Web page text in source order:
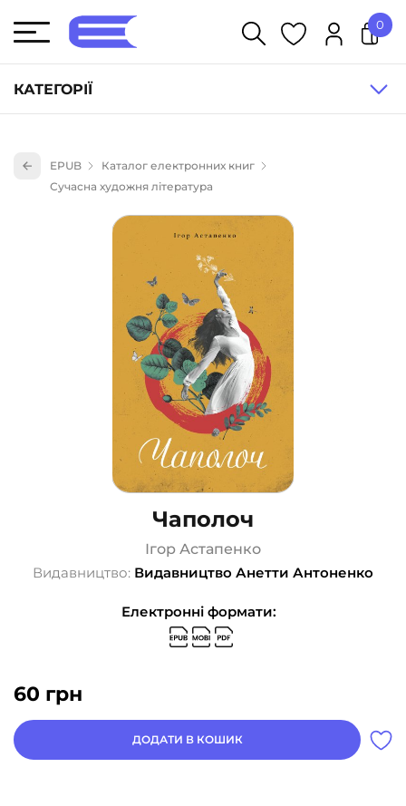
КАТЕГОРІЇ
Книги для дітей (836)
Науково-популярна література (1015)
Навчальна література та посібники (527)
Енциклопедії, довідники, словники (55)
Подарункові сертифікати (1)
0
EPUB
Каталог електронних книг
Сучасна художня література
Чаполоч
Ігор Астапенко
Видавництво: Видавництво Анетти Антоненко
Електронні формати:
60 грн
ДОДАТИ В КОШИК